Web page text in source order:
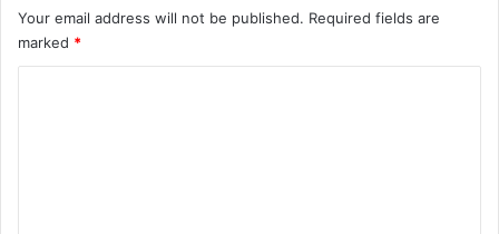
Your email address will not be published. Required fields are
marked *